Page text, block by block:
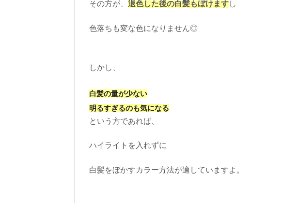
その方が、 退色した後の白髪もぼけます し
色落ちも変な色になりません◎
しかし、
白髪の量が少ない
明るすぎるのも気になる
という方であれば、
ハイライトを入れずに
白髪をぼかすカラー方法が適していますよ。